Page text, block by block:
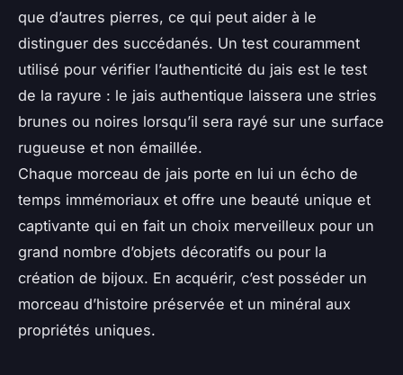
que d’autres pierres, ce qui peut aider à le
distinguer des succédanés. Un test couramment
utilisé pour vérifier l’authenticité du jais est le test
de la rayure : le jais authentique laissera une stries
brunes ou noires lorsqu’il sera rayé sur une surface
rugueuse et non émaillée.
Chaque morceau de jais porte en lui un écho de
temps immémoriaux et offre une beauté unique et
captivante qui en fait un choix merveilleux pour un
grand nombre d’objets décoratifs ou pour la
création de bijoux. En acquérir, c’est posséder un
morceau d’histoire préservée et un minéral aux
propriétés uniques.